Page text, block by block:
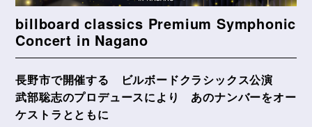
billboard classics Premium Symphonic
Concert in Nagano
長野市で開催する ビルボードクラシックス公演
武部聡志のプロデュースにより あのナンバーをオー
ケストラとともに